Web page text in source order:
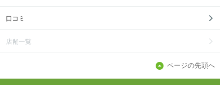
口コミ
店舗一覧
ページの先頭へ